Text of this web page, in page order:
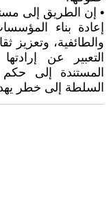
• إن الطريق إلى
إعادة بناء
والطائفية، وتعزيز
التعبير عن
المستندة إلى
السلطة إلى خطر